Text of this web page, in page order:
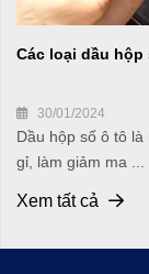
Các loại dầu
30/01/2024
Dầu hộp số ô tô
gỉ, làm giảm ma ...
Xem tất cả